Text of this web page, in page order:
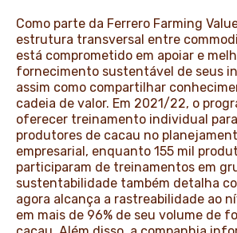
Como parte da Ferrero Farming
estrutura transversal entre
está comprometido em apoiar e
fornecimento sustentável de seus
assim como compartilhar
cadeia de valor. Em 2021/22, o
oferecer treinamento individual
produtores de cacau no
empresarial, enquanto 155 mil
participaram de treinamentos em
sustentabilidade também detalha
agora alcança a rastreabilidade ao
em mais de 96% de seu volume de